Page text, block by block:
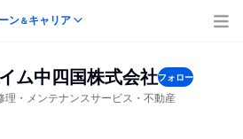
ン＆キャリア
ム中四国株式会社フォロー
理・メンテナンスサービス・不動産